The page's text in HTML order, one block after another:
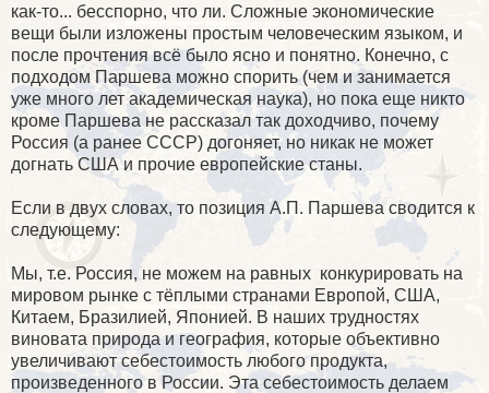
как-то... бесспорно, что ли. Сложные экономические
вещи были изложены простым человеческим языком, и
после прочтения всё было ясно и понятно. Конечно, с
подходом Паршева можно спорить (чем и занимается
уже много лет академическая наука), но пока еще никто
кроме Паршева не рассказал так доходчиво, почему
Россия (а ранее СССР) догоняет, но никак не может
догнать США и прочие европейские станы.
Если в двух словах, то позиция А.П. Паршева сводится к
следующему:
Мы, т.е. Россия, не можем на равных конкурировать на
мировом рынке с тёплыми странами Европой, США,
Китаем, Бразилией, Японией. В наших трудностях
виновата природа и география, которые объективно
увеличивают себестоимость любого продукта,
произведенного в России. Эта себестоимость делаем